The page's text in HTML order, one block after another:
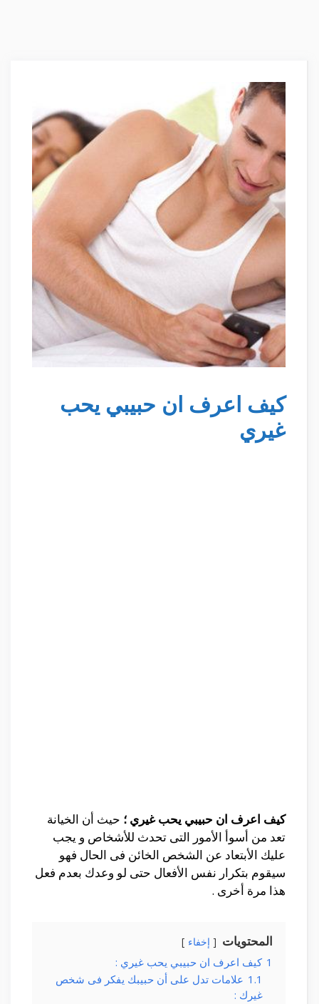
كيف اعرف ان حبيبي يحب
غيري
كيف اعرف ان حبيبي يحب غيري ؛ حيث أن الخيانة
تعد من أسوأ الأمور التى تحدث للأشخاص و يجب
عليك الأبتعاد عن الشخص الخائن فى الحال فهو
سيقوم بتكرار نفس الأفعال حتى لو وعدك بعدم فعل
هذا مرة أخرى .
المحتويات إخفاء
1 كيف اعرف ان حبيبي يحب غيري :
1.1 علامات تدل على أن حبيبك يفكر فى شخص
غيرك :